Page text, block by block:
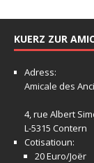
KUERZ ZUR
Adress:
Amicale des
4, rue Albert
L-5315 Contern
Cotisatioun:
20 Euro/Joër